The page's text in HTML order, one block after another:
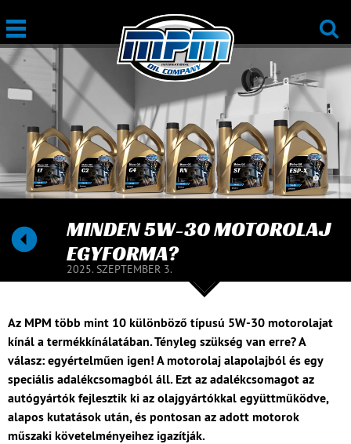
MINDEN 5W-30 MOTOROLAJ
EGYFORMA?
2025. SZEPTEMBER 3.
Az MPM több mint 10 különböző típusú 5W-30 motorolajat
kínál a termékkínálatában. Tényleg szükség van erre? A
válasz: egyértelműen igen! A motorolaj alapolajból és egy
speciális adalékcsomagból áll. Ezt az adalékcsomagot az
autógyártók fejlesztik ki az olajgyártókkal együttműködve,
alapos kutatások után, és pontosan az adott motorok
műszaki követelményeihez igazítják.